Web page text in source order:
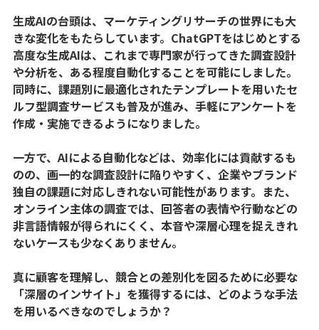
生成AIの台頭は、マーケティングリサーチの世界にも大
きな変化をもたらしています。ChatGPTをはじめとする
高度な生成AIは、これまで専門家が行ってきた調査設計
や分析を、ある程度自動化することを可能にしました。
同時に、課題別に最適化されたテンプレートを用いたセ
ルフ型調査サービスも普及が進み、手軽にアンケートを
作成・実施できるようになりました。
一方で、AIによる自動化などは、効率化には貢献するも
のの、画一的な調査設計に陥りやすく、企業やブランド
独自の課題に対応しきれない可能性があります。また、
オンライン主体の調査では、回答者の表情や行動などの
非言語情報が得られにくく、本音や深層心理を捉えきれ
ないケースも少なくありません。
真に顧客を理解し、競合との差別化を図るために必要な
「深層のインサイト」を獲得するには、どのような手法
を用いるべきなのでしょうか？